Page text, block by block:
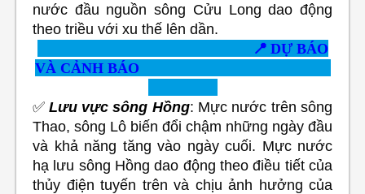
nước đầu nguồn sông Cửu Long dao động
theo triều với xu thế lên dần.
📍 DỰ BÁO
VÀ CẢNH BÁO
✅ Lưu vực sông Hồng: Mực nước trên sông
Thao, sông Lô biến đổi chậm những ngày đầu
và khả năng tăng vào ngày cuối. Mực nước
hạ lưu sông Hồng dao động theo điều tiết của
thủy điện tuyến trên và chịu ảnh hưởng của